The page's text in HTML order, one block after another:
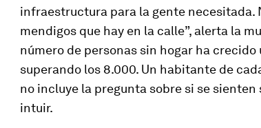
infraestructura para la gente necesitada.
mendigos que hay en la calle”, alerta la
número de personas sin hogar ha crecido
superando los 8.000. Un habitante de
no incluye la pregunta sobre si se sienten
intuir.